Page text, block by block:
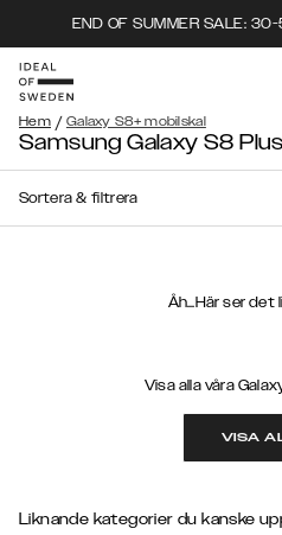
END OF SUMMER SALE:
Hem / Galaxy S8+ mobilskal
Samsung Galaxy S8
Sortera & filtrera
Åh...Här ser
Visa alla våra
VISA
Liknande kategorier du kanske